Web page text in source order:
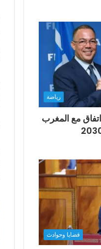
رياضة
مع المغرب
قضايا وحوادث